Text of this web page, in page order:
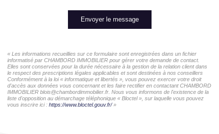
Envoyer le message
« Les informations recueillies sur ce formulaire sont enregistrées dans un fichier
informatisé par CHAMBORD IMMOBILIER pour gérer votre demande de contact.
Elles sont conservées pour la durée nécessaire à la gestion de la relation client dans
le respect des prescriptions légales applicables et sont destinées à nos conseillers
Conformément à la loi « informatique et libertés », vous pouvez exercer votre droit
d'accès aux données vous concernant et les faire rectifier en contactant CHAMBORD
IMMOBILIER blois@chambordimmobilier.fr. Nous vous informons de l'existence de la
liste d'opposition au démarchage téléphonique « Bloctel », sur laquelle vous pouvez
vous inscrire ici : https://www.bloctel.gouv.fr/»